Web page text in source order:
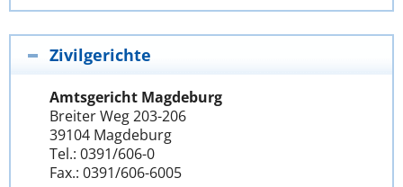
Zivilgerichte
Amtsgericht Magdeburg
Breiter Weg 203-206
39104 Magdeburg
Tel.: 0391/606-0
Fax.: 0391/606-6005